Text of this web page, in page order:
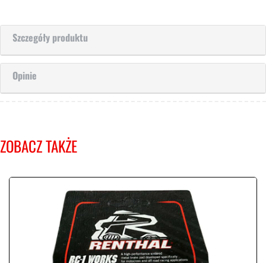
Szczegóły produktu
Opinie
ZOBACZ TAKŻE